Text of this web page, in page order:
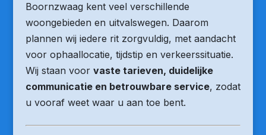
Boornzwaag kent veel verschillende
woongebieden en uitvalswegen. Daarom
plannen wij iedere rit zorgvuldig, met aandacht
voor ophaallocatie, tijdstip en verkeerssituatie.
Wij staan voor vaste tarieven, duidelijke
communicatie en betrouwbare service, zodat
u vooraf weet waar u aan toe bent.